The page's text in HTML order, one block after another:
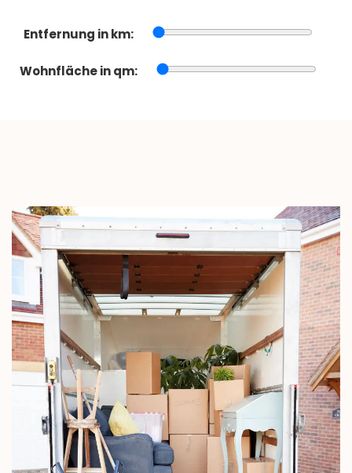
Entfernung in km:
Wohnfläche in qm: